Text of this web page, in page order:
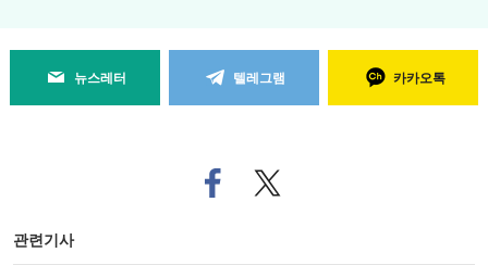
뉴스레터 텔레그램 카카오톡
페
이
트위
터로
관련기사